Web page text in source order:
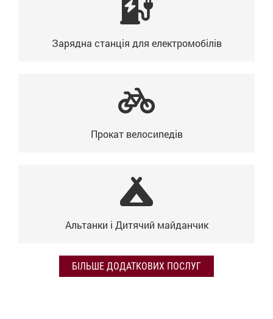
Зарядна станція для електромобілів
Прокат велосипедів
Альтанки і Дитячий майданчик
БІЛЬШЕ ДОДАТКОВИХ ПОСЛУГ